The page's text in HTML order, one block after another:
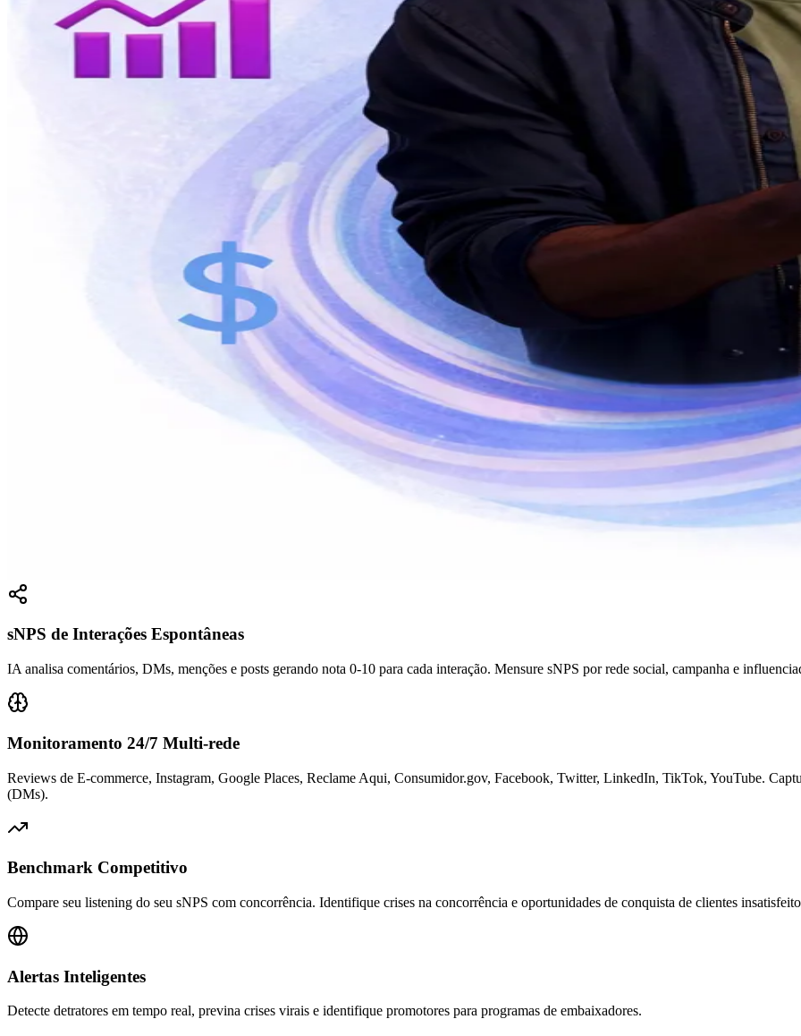
sNPS de Interações Espontâneas
IA analisa comentários, DMs, menções e posts gerando nota 0-10 para cada interação. Mensure sNPS por rede social, campanha e
Monitoramento 24/7 Multi-rede
Reviews de E-commerce, Instagram, Google Places, Reclame Aqui, Consumidor.gov, Facebook, Twitter, LinkedIn, TikTok, YouTube.
(DMs).
Benchmark Competitivo
Compare seu listening do seu sNPS com concorrência. Identifique crises na concorrência e oportunidades de conquista de clientes
Alertas Inteligentes
Detecte detratores em tempo real, previna crises virais e identifique promotores para programas de embaixadores.